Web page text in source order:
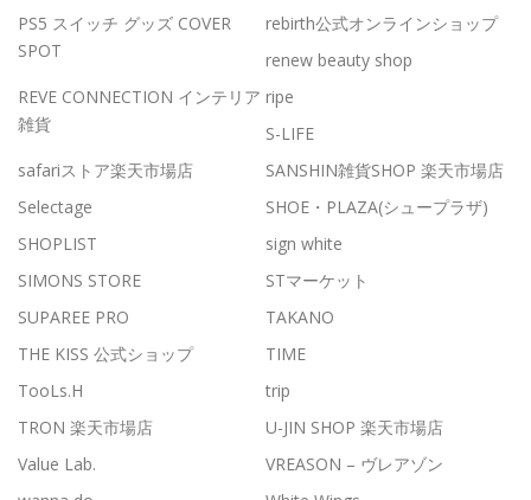
PS5 スイッチ グッズ COVER
SPOT
rebirth公式オンラインショップ
renew beauty shop
REVE CONNECTION インテリア
雑貨
ripe
S-LIFE
safariストア楽天市場店
SANSHIN雑貨SHOP 楽天市場店
Selectage
SHOE・PLAZA(シュープラザ)
SHOPLIST
sign white
SIMONS STORE
STマーケット
SUPAREE PRO
TAKANO
THE KISS 公式ショップ
TIME
TooLs.H
trip
TRON 楽天市場店
U-JIN SHOP 楽天市場店
Value Lab.
VREASON – ヴレアゾン